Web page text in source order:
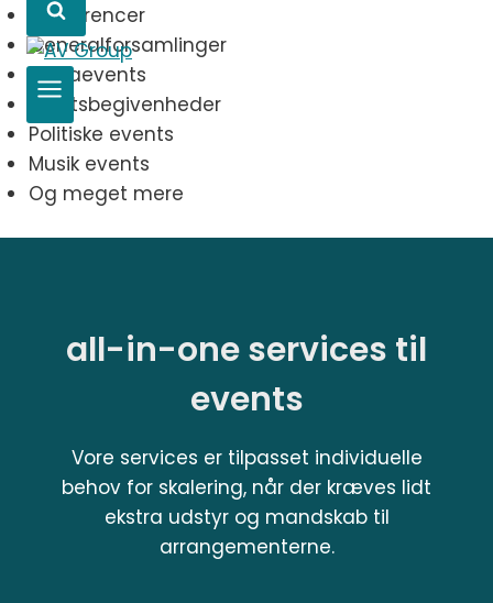
Konferencer
Generalforsamlinger
Firmaevents
Sportsbegivenheder
Politiske events
Musik events
Og meget mere
all-in-one services til
events
Vore services er tilpasset individuelle
behov for skalering, når der kræves lidt
ekstra udstyr og mandskab til
arrangementerne.